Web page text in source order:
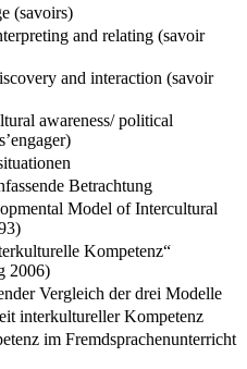
être)
(savoirs)
and relating (savoir
and interaction (savoir
awareness/ political
Betrachtung
Model of Intercultural
Kompetenz“
2006)
Vergleich der drei Modelle
interkultureller Kompetenz
im Fremdsprachenunterricht